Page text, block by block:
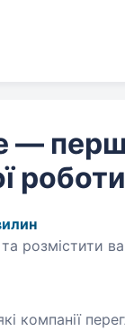
—
роботи
розмістити
компанії